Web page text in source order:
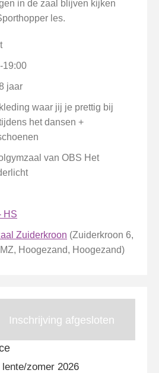
in de zaal blijven kijken
les.
19:00
jaar
waar jij je prettig bij
het dansen +
van OBS Het
HS
Zuiderkroon (Zuiderkroon 6,
Hoogezand, Hoogezand)
Inschrijving afgesloten
zomer 2026